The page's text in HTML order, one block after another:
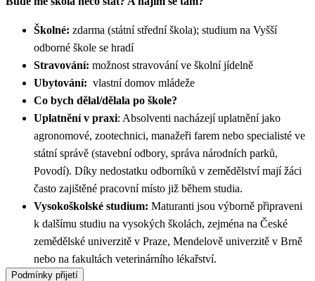
Školné: zdarma (státní střední škola); studium na Vyšší
odborné škole se hradí
Stravování: možnost stravování ve školní jídelně
Ubytování: vlastní domov mládeže
Co bych dělal/dělala po škole?
Uplatnění v praxi: Absolventi nacházejí uplatnění jako
agronomové, zootechnici, manažeři farem nebo specialisté ve
státní správě (stavební odbory, správa národních parků,
Povodí). Díky nedostatku odborníků v zemědělství mají žáci
často zajištěné pracovní místo již během studia.
Vysokoškolské studium: Maturanti jsou výborně připraveni
k dalšímu studiu na vysokých školách, zejména na České
zemědělské univerzitě v Praze, Mendelově univerzitě v Brně
nebo na fakultách veterinárního lékařství.
Podmínky přijetí